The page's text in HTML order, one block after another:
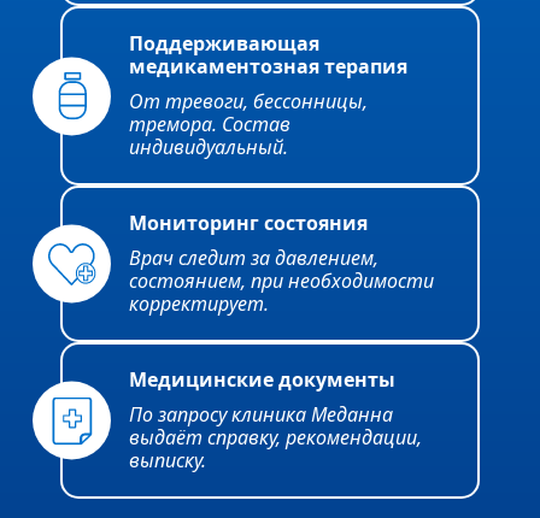
Поддерживающая
медикаментозная терапия
От тревоги, бессонницы,
тремора. Состав
индивидуальный.
Мониторинг состояния
Врач следит за давлением,
состоянием, при необходимости
корректирует.
Медицинские документы
По запросу клиника Меданна
выдаёт справку, рекомендации,
выписку.